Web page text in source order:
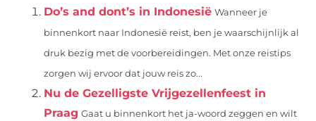
Do’s and dont’s in Indonesië Wanneer je
binnenkort naar Indonesië reist, ben je waarschijnlijk al
druk bezig met de voorbereidingen. Met onze reistips
zorgen wij ervoor dat jouw reis zo...
Nu de Gezelligste Vrijgezellenfeest in
Praag Gaat u binnenkort het ja-woord zeggen en wilt